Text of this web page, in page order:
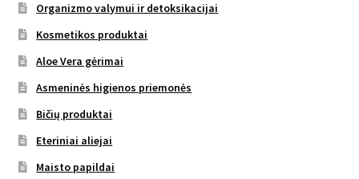
Organizmo valymui ir detoksikacijai
Kosmetikos produktai
Aloe Vera gėrimai
Asmeninės higienos priemonės
Bičių produktai
Eteriniai aliejai
Maisto papildai